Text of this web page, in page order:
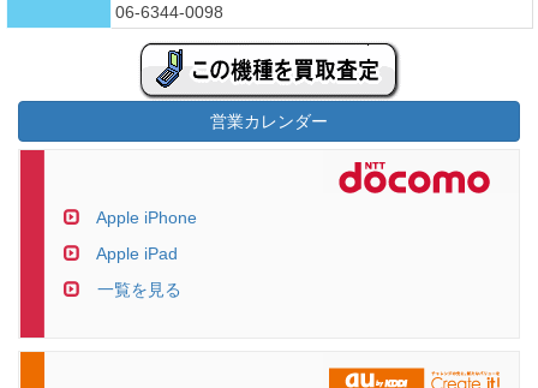
06-6344-0098
営業カレンダー
Apple iPhone
Apple iPad
一覧を見る